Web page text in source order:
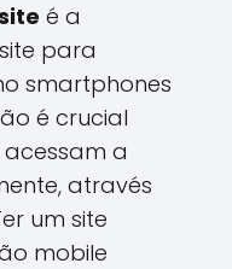
é a
para
smartphones
é crucial
a
através
um site
mobile